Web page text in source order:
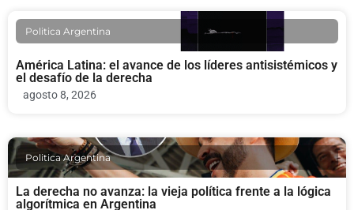
Politica Argentina
América Latina: el avance de los líderes antisistémicos y
el desafío de la derecha
agosto 8, 2026
Politica Argentina
La derecha no avanza: la vieja política frente a la lógica
algorítmica en Argentina